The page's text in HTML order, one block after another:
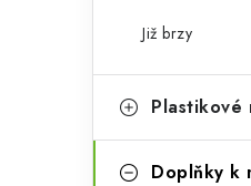
n
p
e
Již brzy
Plastikové
Doplňky k